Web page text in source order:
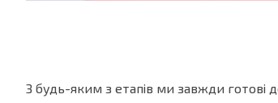
З будь-яким з етапів ми завжди готові